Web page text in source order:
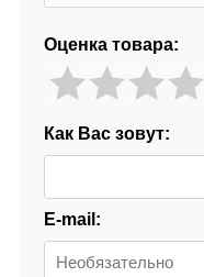
Оценка товара:
Как Вас зовут:
E-mail: